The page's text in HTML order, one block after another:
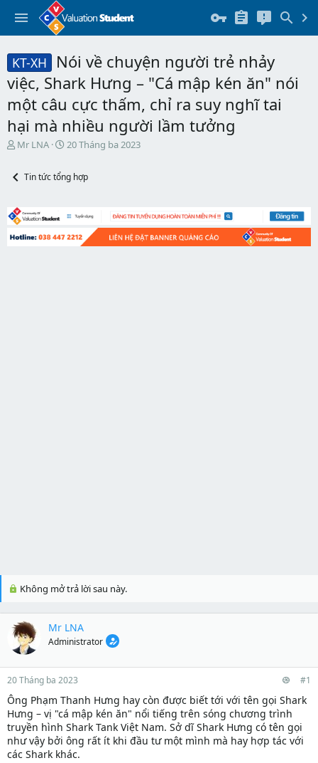
KT-XH
Nói về chuyện người trẻ nhảy
việc, Shark Hưng – "Cá mập kén ăn" nói
một câu cực thấm, chỉ ra suy nghĩ tai
hại mà nhiều người lầm tưởng
T
e
d
s
t
Mr LNA
N
y
t
đ
20 Tháng ba 2023
Tin tức tổng hợp
Không mở trả lời sau này.
Mr LNA
Administrator
20 Tháng ba 2023 #1
Ông Phạm Thanh Hưng hay còn được biết tới với tên gọi Shark
Hưng – vị "cá mập kén ăn" nổi tiếng trên sóng chương trình
truyền hình Shark Tank Việt Nam. Sở dĩ Shark Hưng có tên gọi
như vậy bởi ông rất ít khi đầu tư một mình mà hay hợp tác với
các Shark khác.